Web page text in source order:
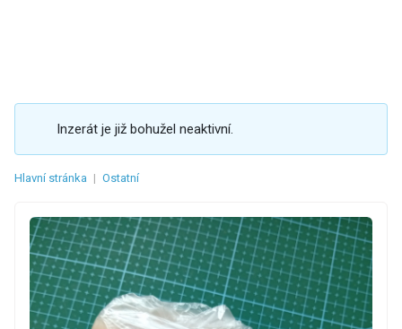
Inzerát je již bohužel neaktivní.
Hlavní stránka | Ostatní